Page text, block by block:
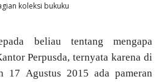
koleksi bukuku
beliau tentang mengapa
Perpusda, ternyata karena di
17 Agustus 2015 ada pameran